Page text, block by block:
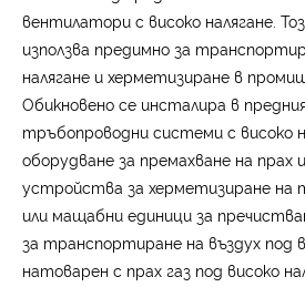
вентилатори с високо налягане.
използва предимно за
налягане и херметизиране в
Обикновено се инсталира в
тръбопроводни системи с високо
оборудване за премахване на прах
устройства за херметизиране на
или мащабни единици за
за транспортиране на въздух под
натоварен с прах газ под високо